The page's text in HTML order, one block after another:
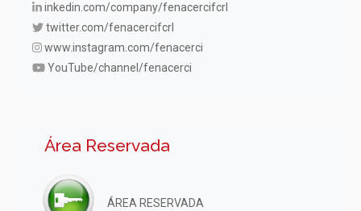
inkedin.com/company/fenacercifcrl
twitter.com/fenacercifcrl
www.instagram.com/fenacerci
YouTube/channel/fenacerci
Área Reservada
ÁREA RESERVADA